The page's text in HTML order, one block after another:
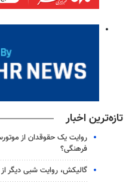
تازه‌ترین اخبار
روایت یک حقوقدان از
فرهنگی؟
گالیکش، روایت شبی دیگر